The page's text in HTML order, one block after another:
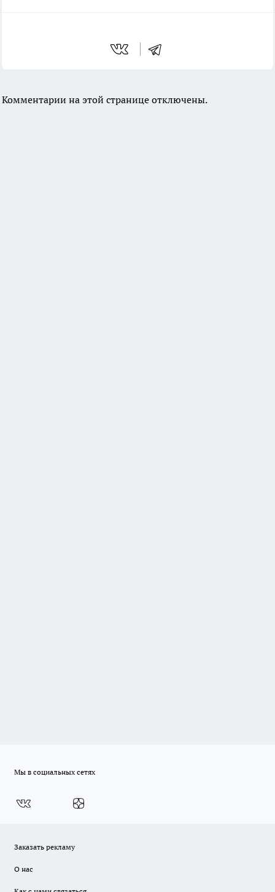
Комментарии на этой странице отключены.
Мы в социальных сетях
Заказать рекламу
О нас